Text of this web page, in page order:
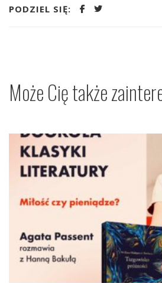
PODZIEL SIĘ:
Może Cię także